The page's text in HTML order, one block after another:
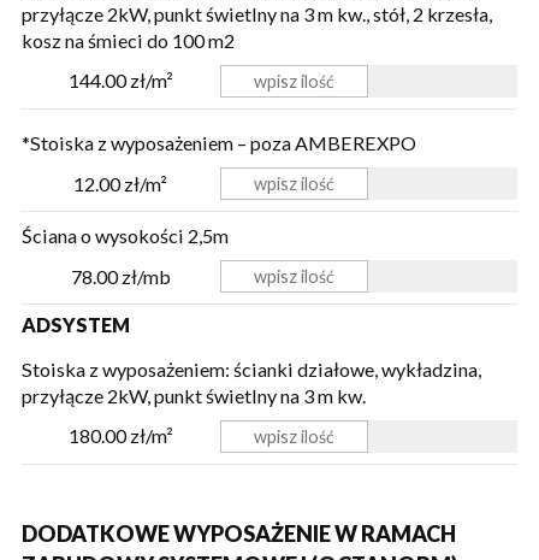
przyłącze 2kW, punkt świetlny na 3 m kw., stół, 2 krzesła,
kosz na śmieci do 100 m2
144.00 zł/m²
*Stoiska z wyposażeniem – poza AMBEREXPO
12.00 zł/m²
Ściana o wysokości 2,5m
78.00 zł/mb
ADSYSTEM
Stoiska z wyposażeniem: ścianki działowe, wykładzina,
przyłącze 2kW, punkt świetlny na 3 m kw.
180.00 zł/m²
DODATKOWE WYPOSAŻENIE W RAMACH